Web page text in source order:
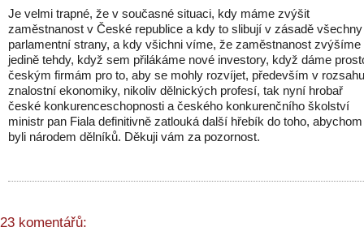
Je velmi trapné, že v současné situaci, kdy máme zvýšit
zaměstnanost v České republice a kdy to slibují v zásadě všechny
parlamentní strany, a kdy všichni víme, že zaměstnanost zvýšíme
jedině tehdy, když sem přilákáme nové investory, když dáme
českým firmám pro to, aby se mohly rozvíjet, především v rozsahu
znalostní ekonomiky, nikoliv dělnických profesí, tak nyní hrobař
české konkurenceschopnosti a českého konkurenčního školství
ministr pan Fiala definitivně zatlouká další hřebík do toho, abychom
byli národem dělníků. Děkuji vám za pozornost.
23 komentářů: